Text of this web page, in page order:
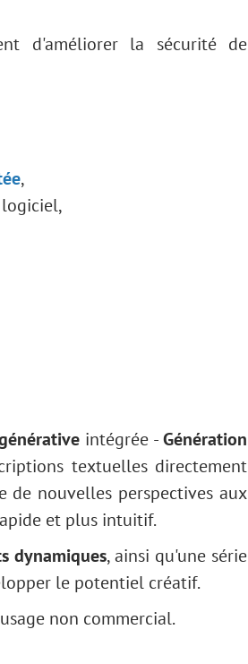
d'améliorer la sécurité de
,
intégrée -Génération
textuelles directement
de nouvelles perspectives aux
et plus intuitif.
dynamiques, ainsi qu'une série
le potentiel créatif.
non commercial.